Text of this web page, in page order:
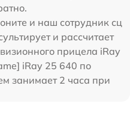
и наш сотрудник сц
и рассчитает
прицела iRay
iRay 25 640 по
занимает 2 часа при